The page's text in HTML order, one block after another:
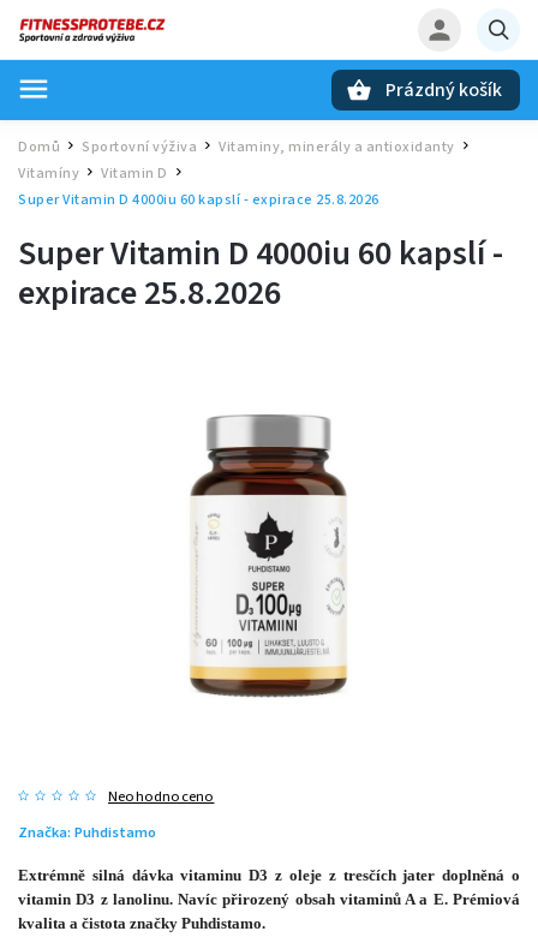
Prázdný košík
Domů / Sportovní výživa / Vitaminy, minerály a antioxidanty
Vitamíny / Vitamin D
Super Vitamin D 4000iu 60 kapslí - expirace 25.8.2026
Super Vitamin D 4000iu 60 kapslí -
expirace 25.8.2026
Neohodnoceno
Značka: Puhdistamo
Extrémně silná dávka vitaminu D3 z oleje z tresčích jater doplněná o
vitamin D3 z lanolinu. Navíc přirozený obsah vitaminů A a E. Prémiová
kvalita a čistota značky Puhdistamo.